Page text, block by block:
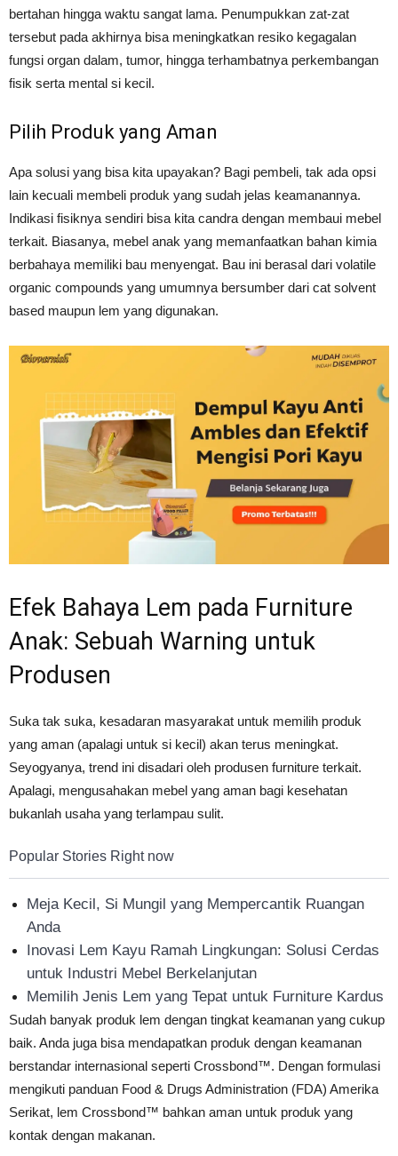
bertahan hingga waktu sangat lama. Penumpukkan zat-zat
tersebut pada akhirnya bisa meningkatkan resiko kegagalan
fungsi organ dalam, tumor, hingga terhambatnya perkembangan
fisik serta mental si kecil.
Pilih Produk yang Aman
Apa solusi yang bisa kita upayakan? Bagi pembeli, tak ada opsi
lain kecuali membeli produk yang sudah jelas keamanannya.
Indikasi fisiknya sendiri bisa kita candra dengan membaui mebel
terkait. Biasanya, mebel anak yang memanfaatkan bahan kimia
berbahaya memiliki bau menyengat. Bau ini berasal dari volatile
organic compounds yang umumnya bersumber dari cat solvent
based maupun lem yang digunakan.
Efek Bahaya Lem pada Furniture
Anak: Sebuah Warning untuk
Produsen
Suka tak suka, kesadaran masyarakat untuk memilih produk
yang aman (apalagi untuk si kecil) akan terus meningkat.
Seyogyanya, trend ini disadari oleh produsen furniture terkait.
Apalagi, mengusahakan mebel yang aman bagi kesehatan
bukanlah usaha yang terlampau sulit.
Popular Stories Right now
Meja Kecil, Si Mungil yang Mempercantik Ruangan
Anda
Inovasi Lem Kayu Ramah Lingkungan: Solusi Cerdas
untuk Industri Mebel Berkelanjutan
Memilih Jenis Lem yang Tepat untuk Furniture Kardus
Sudah banyak produk lem dengan tingkat keamanan yang cukup
baik. Anda juga bisa mendapatkan produk dengan keamanan
berstandar internasional seperti Crossbond™. Dengan formulasi
mengikuti panduan Food & Drugs Administration (FDA) Amerika
Serikat, lem Crossbond™ bahkan aman untuk produk yang
kontak dengan makanan.